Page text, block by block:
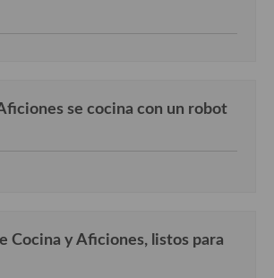
se cocina con un robot
Cocina y Aficiones, listos para